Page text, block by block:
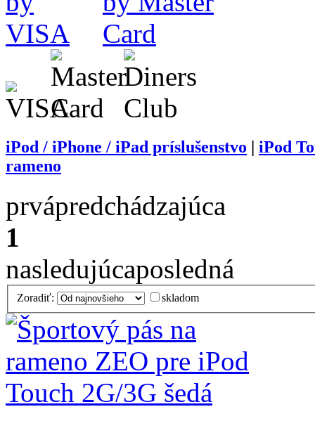
iPod / iPhone / iPad príslušenstvo
iPod
rameno
prvápredchádzajúca
1
nasledujúcaposledná
Zoradiť: skladom